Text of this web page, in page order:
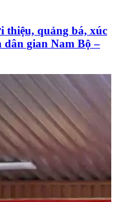
thiệu, quảng bá, xúc
gian Nam Bộ –